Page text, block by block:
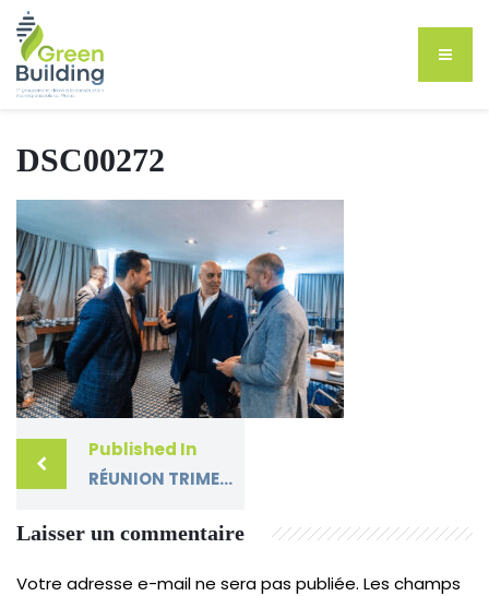
DSC00272
Published In
RÉUNION TRIMESTRIELLE (FÉVRIER 2025) DU GROUPEMENT GREEN BUILDING
Laisser un commentaire
Votre adresse e-mail ne sera pas publiée. Les champs